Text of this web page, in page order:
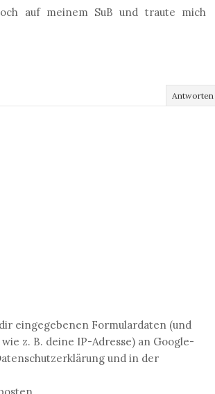
auf meinem SuB und traute mich
Antworten
eingegebenen Formulardaten (und
z. B. deine IP-Adresse) an Google-
und in der